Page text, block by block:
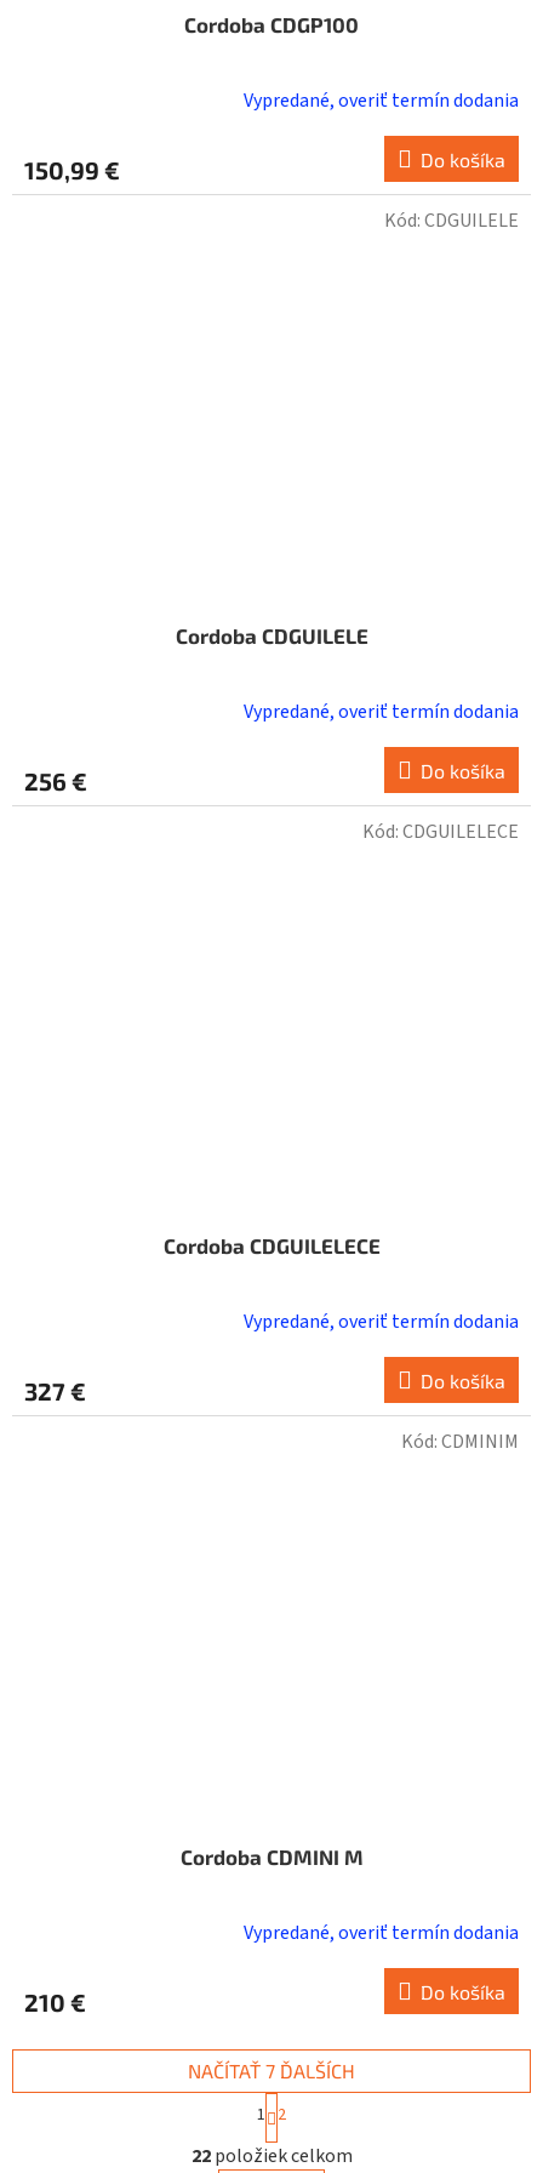
Cordoba CDGP100
Vypredané, overiť termín dodania
150,99 € Do košíka
Cordoba CDGUILELE
Vypredané, overiť termín dodania
256 € Do košíka
Kód:CDGUILELE
Cordoba CDGUILELECE
Vypredané, overiť termín dodania
327 € Do košíka
Kód:CDGUILELECE
Cordoba CDMINI M
produktu
je
4,5
5
Vypredané, overiť termín dodania
210 € Do košíka
Kód:CDMINIM
O
v
NAČÍTAŤ 7 ĎALŠÍCH
t
r
á
1 2
22položiek celkom